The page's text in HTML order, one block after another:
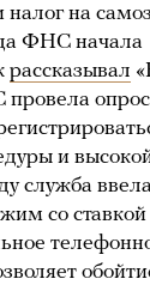
на
ФНС начала
рассказывал
опрос
и
служба
со ставкой